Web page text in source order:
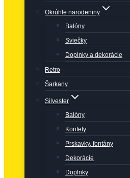
Okrúhle narodeniny
Balóny
Sviečky
Doplnky a dekorácie
Retro
Šarkany
Silvester
Balóny
Konfety
Prskavky, fontány
Dekorácie
Doplnky